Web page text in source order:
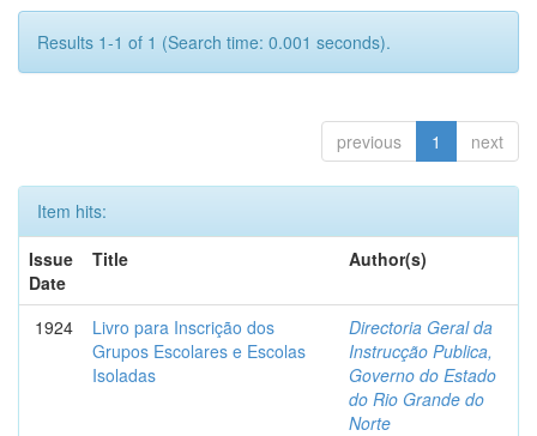
Results 1-1 of 1 (Search time: 0.001 seconds).
previous 1 next
Item hits:
Issue
Date
Title Author(s)
1924
Livro para Inscrição dos
Grupos Escolares e Escolas
Isoladas
Directoria Geral da
Instrucção Publica,
Governo do Estado
do Rio Grande do
Norte